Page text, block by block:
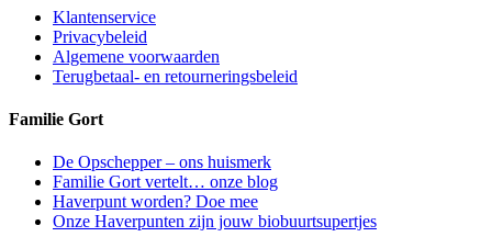
Klantenservice
Privacybeleid
Algemene voorwaarden
Terugbetaal- en retourneringsbeleid
Familie Gort
De Opschepper – ons huismerk
Familie Gort vertelt… onze blog
Haverpunt worden? Doe mee
Onze Haverpunten zijn jouw biobuurtsupertjes